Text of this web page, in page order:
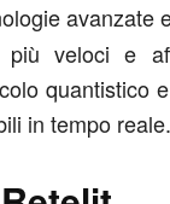
avanzate
veloci e
quantistico
in tempo reale.